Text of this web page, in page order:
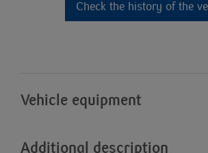
Check the history of the
Vehicle equipment
Additional description